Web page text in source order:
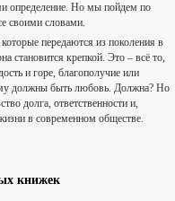
определение. Но мы пойдем по
своими словами.
передаются из поколения в
становится крепкой. Это – всё то,
и горе, благополучие или
должны быть любовь. Должна? Но
долга, ответственности и,
в современном обществе.
книжек